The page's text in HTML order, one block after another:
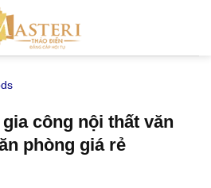
công nội thất văn
phòng giá rẻ